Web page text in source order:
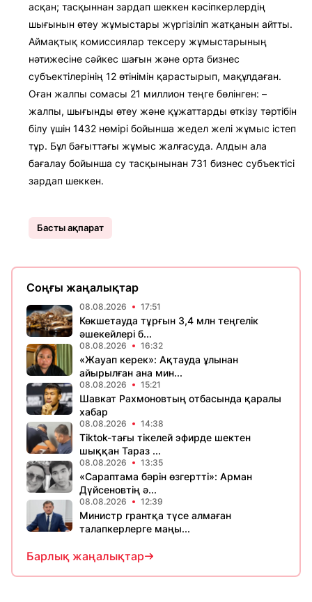
асқан; тасқыннан зардап шеккен кәсіпкерлердің
шығынын өтеу жұмыстары жүргізіліп жатқанын айтты.
Аймақтық комиссиялар тексеру жұмыстарының
нәтижесіне сәйкес шағын және орта бизнес
субъектілерінің 12 өтінімін қарастырып, мақұлдаған.
Оған жалпы сомасы 21 миллион теңге бөлінген: –
жалпы, шығынды өтеу және құжаттарды өткізу тәртібін
білу үшін 1432 нөмірі бойынша жедел желі жұмыс істеп
тұр. Бұл бағыттағы жұмыс жалғасуда. Алдын ала
бағалау бойынша су тасқынынан 731 бизнес субъектісі
зардап шеккен.
Басты ақпарат
Соңғы жаңалықтар
08.08.2026 17:51
Көкшетауда тұрғын 3,4 млн теңгелік
әшекейлері б...
08.08.2026 16:32
«Жауап керек»: Ақтауда ұлынан
айырылған ана мин...
08.08.2026 15:21
Шавкат Рахмоновтың отбасында қаралы
хабар
08.08.2026 14:38
Tiktok-тағы тікелей эфирде шектен
шыққан Тараз ...
08.08.2026 13:35
«Сараптама бәрін өзгертті»: Арман
Дүйсеновтің ә...
08.08.2026 12:39
Министр грантқа түсе алмаған
талапкерлерге маңы...
Барлық жаңалықтар